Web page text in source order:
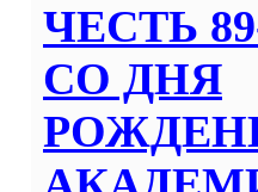
ЧЕСТЬ
СО ДНЯ